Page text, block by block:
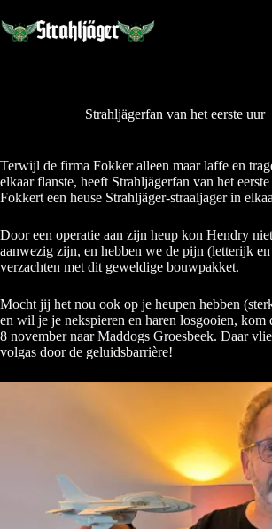
naar
de
Strahljägerfan van het eerste uur
Terwijl de firma Fokker alleen maar laffe en
elkaar flanste, heeft Strahljägerfan van het
Fokkert een heuse Strahljäger-straaljager in
Door een operatie aan zijn heup kon Hendry
aanwezig zijn, en hebben we de pijn (letterijk
verzachten met dit geweldige bouwpakket.
Mocht jij het nou ook op je heupen hebben
en wil je je nekspieren en haren losgooien, kom
8 november naarMaddogs Groesbeek. Daar
volgas door de geluidsbarrière!